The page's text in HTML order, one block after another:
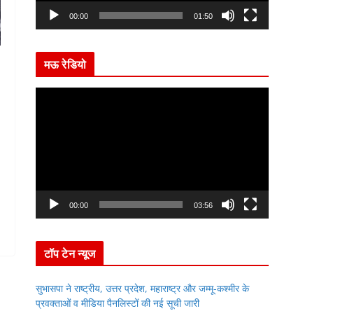
a
r
00:00 01:50
मऊ रेडियो
a
r
00:00 03:56
टॉप टेन न्यूज
सुभासपा ने राष्ट्रीय, उत्तर प्रदेश, महाराष्ट्र और जम्मू-कश्मीर के
प्रवक्ताओं व मीडिया पैनलिस्टों की नई सूची जारी